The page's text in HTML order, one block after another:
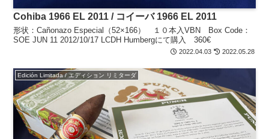
Cohiba 1966 EL 2011 / コイーバ 1966 EL 2011
形状：Cañonazo Especial（52×166） １０本入VBN Box Code：
SOE JUN 11 2012/10/17 LCDH Humbergにて購入 360€
2022.04.03 2022.05.28
Edición Limitada / エディション リミターダ